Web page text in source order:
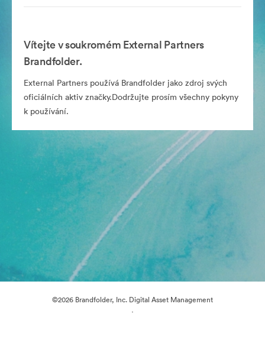
Vítejte v soukromém External Partners
Brandfolder.
External Partners používá Brandfolder jako zdroj svých
oficiálních aktiv značky.Dodržujte prosím všechny pokyny
k používání.
©2026 Brandfolder, Inc. Digital Asset Management
·